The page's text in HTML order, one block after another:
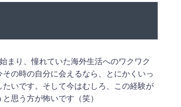
まり、憧れていた海外生活へのワクワク
の時の自分に会えるなら、とにかくいっ
いです。そして今はむしろ、この経験が
思う方が怖いです（笑）